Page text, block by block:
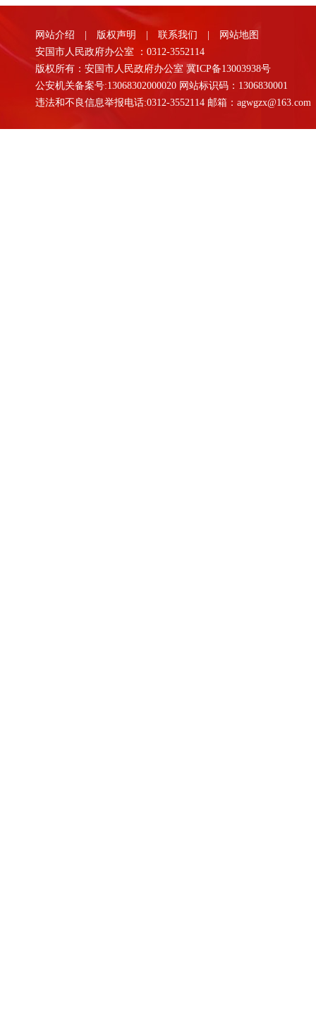
网站介绍 版权声明 联系我们
网站地图
安国市人民政府办公室 ：0312-3552114
版权所有：安国市人民政府办公室 冀ICP备13003938号
公安机关备案号:13068302000020 网站标识码：1306830001
违法和不良信息举报电话:0312-3552114 邮箱：agwgzx@163.com